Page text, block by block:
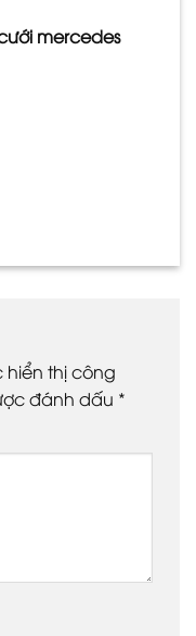
mercedes
hiển thị công
đánh dấu *